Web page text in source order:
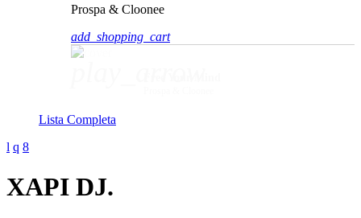
Prospa & Cloonee
add_shopping_cart
Lista Completa
XAPI DJ.